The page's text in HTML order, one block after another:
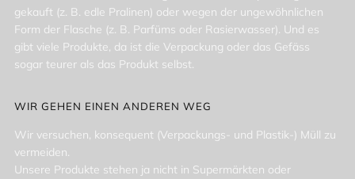
gekauft (z. B. edle Pralinen) oder wegen der ungewöhnlichen
Form der Flasche (z. B. Parfüms oder Rasierwasser). Und es
gibt viele Produkte, da ist die Verpackung oder das Gefäss
sogar teurer als das Produkt selbst.
WIR GEHEN EINEN ANDEREN WEG
Wir versuchen, konsequent (Verpackungs- und Plastik-) Müll zu
vermeiden.
Unsere Produkte stehen ja nicht in Supermärkten oder